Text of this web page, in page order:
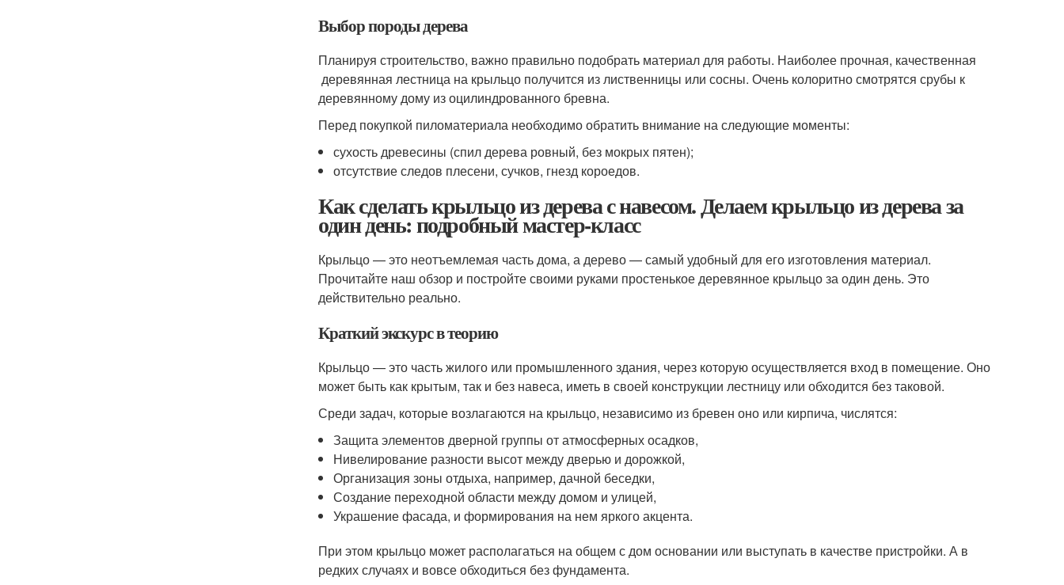
Выбор породы дерева
Планируя строительство, важно правильно подобрать материал для работы. Наиболее прочная, качественная
деревянная лестница на крыльцо получится из лиственницы или сосны. Очень колоритно смотрятся срубы к
деревянному дому из оцилиндрованного бревна.
Перед покупкой пиломатериала необходимо обратить внимание на следующие моменты:
сухость древесины (спил дерева ровный, без мокрых пятен);
отсутствие следов плесени, сучков, гнезд короедов.
Как сделать крыльцо из дерева с навесом. Делаем крыльцо из дерева за
один день: подробный мастер-класс
Крыльцо — это неотъемлемая часть дома, а дерево — самый удобный для его изготовления материал.
Прочитайте наш обзор и постройте своими руками простенькое деревянное крыльцо за один день. Это
действительно реально.
Краткий экскурс в теорию
Крыльцо — это часть жилого или промышленного здания, через которую осуществляется вход в помещение. Оно
может быть как крытым, так и без навеса, иметь в своей конструкции лестницу или обходится без таковой.
Среди задач, которые возлагаются на крыльцо, независимо из бревен оно или кирпича, числятся:
Защита элементов дверной группы от атмосферных осадков,
Нивелирование разности высот между дверью и дорожкой,
Организация зоны отдыха, например, дачной беседки,
Создание переходной области между домом и улицей,
Украшение фасада, и формирования на нем яркого акцента.
При этом крыльцо может располагаться на общем с дом основании или выступать в качестве пристройки. А в
редких случаях и вовсе обходиться без фундамента.